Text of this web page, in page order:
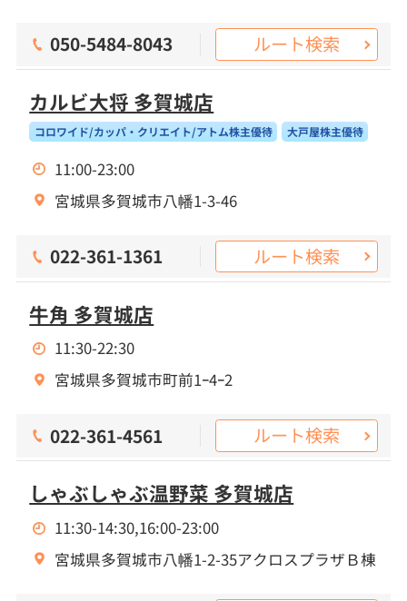
050-5484-8043 ルート検索
カルビ大将 多賀城店
コロワイド/カッパ・クリエイト/アトム株主優待 大戸屋株主優待
11:00-23:00
宮城県多賀城市八幡1-3-46
022-361-1361 ルート検索
牛角 多賀城店
11:30-22:30
宮城県多賀城市町前1ｰ4ｰ2
022-361-4561 ルート検索
しゃぶしゃぶ温野菜 多賀城店
11:30-14:30,16:00-23:00
宮城県多賀城市八幡1-2-35アクロスプラザＢ棟